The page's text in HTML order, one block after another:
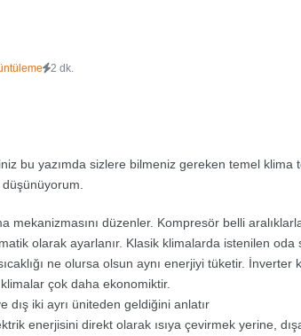
2 dk.
bu yazımda sizlere bilmeniz gereken temel klima
düzenler. Kompresör belli
olarak ayarlanır. Klasik klimalarda istenilen oda
ne olursa olsun aynı enerjiyi tüketir. İnverter
çok daha ekonomiktir.
dış iki ayrı üniteden geldiğini anlatır
enerjisini direkt olarak ısıya çevirmek yerine,